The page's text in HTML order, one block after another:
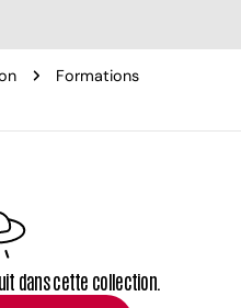
Formations
dans cette collection.